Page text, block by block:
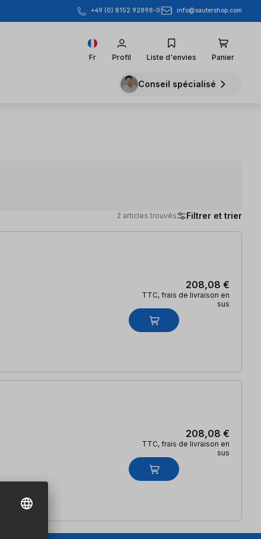
+49 (0) 8152 92898-0 info@sautershop.com
Fr Profil Liste d'envies Panier
Conseil spécialisé
2 articles trouvés Filtrer et trier
208,08 €
TTC, frais de livraison en
sus
208,08 €
TTC, frais de livraison en
sus